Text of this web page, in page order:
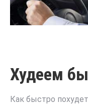
Худеем
Как быстро